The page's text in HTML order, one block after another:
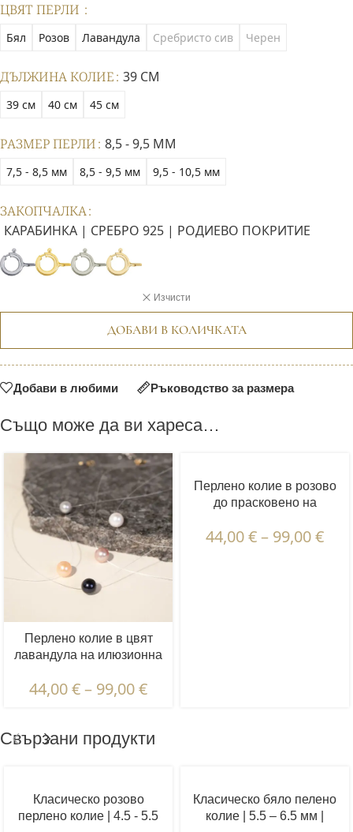
ЦВЯТ ПЕРЛИ
Бял Розов Лавандула Сребристо сив Черен
ДЪЛЖИНА КОЛИЕ 39 СМ
39 см 40 см 45 см
РАЗМЕР ПЕРЛИ 8,5 - 9,5 ММ
7,5 - 8,5 мм 8,5 - 9,5 мм 9,5 - 10,5 мм
ЗАКОПЧАЛКА
КАРАБИНКА | СРЕБРО 925 | РОДИЕВО ПОКРИТИЕ
Изчисти
ДОБАВИ В КОЛИЧКАТА
Добави в любими Ръководство за размера
Също може да ви хареса…
Перлено колие в цвят
лавандула на илюзионна
Кръгли перли | 1 бр.
44,00€– 99,00€
Перлено колие в розово
до прасковено на
10 мм | Кръгли перли | 1
44,00€– 99,00€
Свързани продукти
Класическо розово
перлено колие | 4.5 - 5.5
Класическо бяло пелено
колие | 5.5 – 6.5 мм |